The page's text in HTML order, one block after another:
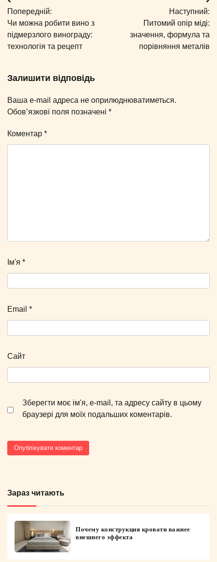
записів
Попередній:
Чи можна робити вино з
підмерзлого винограду:
технологія та рецепт
Наступний:
Питомий опір міді:
значення, формула та
порівняння металів
Залишити відповідь
Ваша e-mail адреса не оприлюднюватиметься.
Обов’язкові поля позначені *
Коментар *
Ім'я *
Email *
Сайт
Зберегти моє ім'я, e-mail, та адресу сайту в цьому
браузері для моїх подальших коментарів.
Зараз читають
Почему конструкция кровати важнее
внешнего эффекта